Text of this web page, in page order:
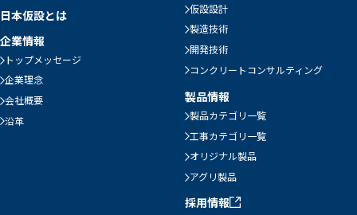
日本仮設とは
企業情報
トップメッセージ
企業理念
会社概要
沿革
仮設設計
製造技術
開発技術
コンクリートコンサルティング
製品情報
製品カテゴリ一覧
工事カテゴリ一覧
オリジナル製品
アグリ製品
採用情報